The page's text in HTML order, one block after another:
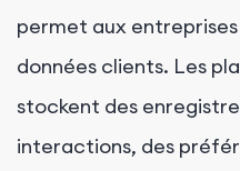
permet aux
données clients. Les
stockent des
interactions, des